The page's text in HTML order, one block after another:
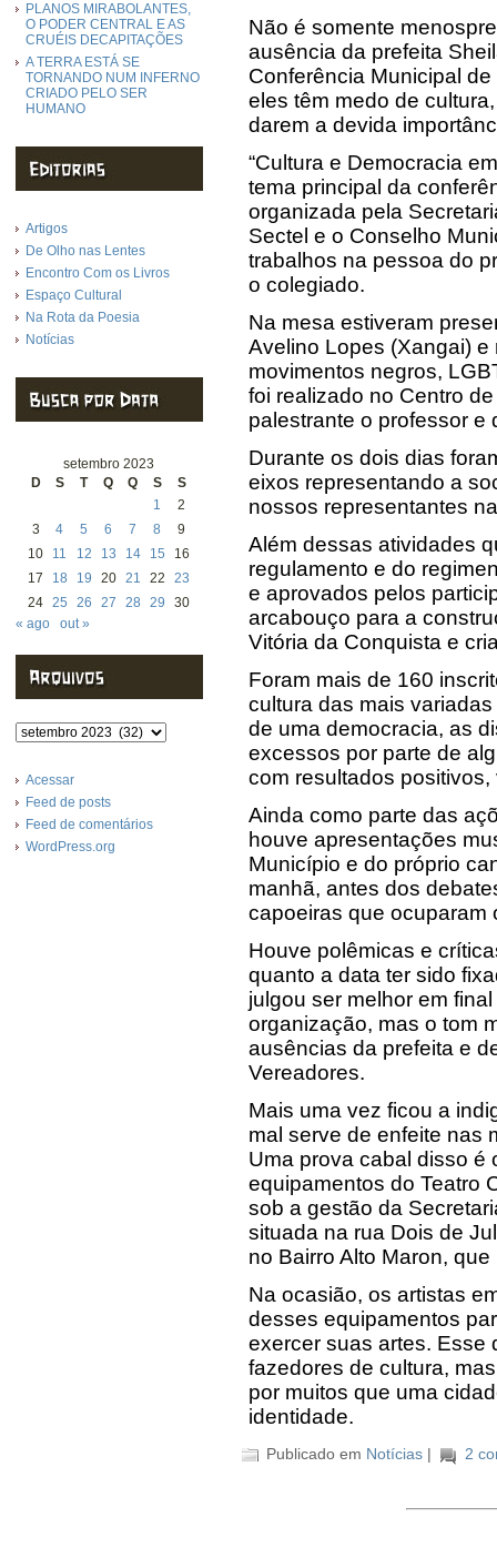
PLANOS MIRABOLANTES,
O PODER CENTRAL E AS
CRUÉIS DECAPITAÇÕES
A TERRA ESTÁ SE
TORNANDO NUM INFERNO
CRIADO PELO SER
HUMANO
Artigos
De Olho nas Lentes
Encontro Com os Livros
Espaço Cultural
Na Rota da Poesia
Notícias
setembro 2023
D
S T Q Q S
S
1
2
3
4 5 6 7 8
9
10
11 12 13 14 15
16
17
18 19 20 21 22
23
24 25 26 27 28 29
30
« ago
out »
Arquivos
Acessar
Feed de posts
Feed de comentários
WordPress.org
Não é somente
ausência da prefeita
Conferência Municipal
eles têm medo de
darem a devida
“Cultura e Democracia
tema principal da
organizada pela
Sectel e o Conselho
trabalhos na pessoa do
o colegiado.
Na mesa estiveram
Avelino Lopes (Xangai)
movimentos negros,
foi realizado no Centro
palestrante o professor e
Durante os dois dias
eixos representando a
nossos representantes
Além dessas atividades
regulamento e do
e aprovados pelos
arcabouço para a
Vitória da Conquista e
Foram mais de 160
cultura das mais
de uma democracia, as
excessos por parte de
com resultados
Ainda como parte das
houve apresentações
Município e do próprio
manhã, antes dos
capoeiras que ocuparam
Houve polêmicas e
quanto a data ter sido
julgou ser melhor em
organização, mas o tom
ausências da prefeita e
Vereadores.
Mais uma vez ficou a
mal serve de enfeite nas
Uma prova cabal disso é
equipamentos do Teatro
sob a gestão da
situada na rua Dois de
no Bairro Alto Maron,
Na ocasião, os artistas
desses equipamentos
exercer suas artes. Esse
fazedores de cultura,
por muitos que uma
identidade.
Publicado em Notícias | 2